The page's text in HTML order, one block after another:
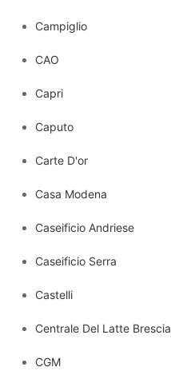
Campiglio
CAO
Capri
Caputo
Carte D'or
Casa Modena
Caseificio Andriese
Caseificio Serra
Castelli
Centrale Del Latte Brescia
CGM